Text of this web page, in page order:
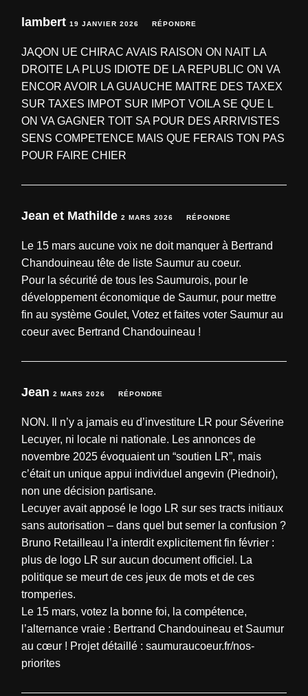
lambert 19 JANVIER 2026 RÉPONDRE
JAQON UE CHIRAC AVAIS RAISON ON NAIT LA
DROITE LA PLUS IDIOTE DE LA REPUBLIC ON VA
ENCOR AVOIR LA GUAUCHE MAITRE DES TAXEX
SUR TAXES IMPOT SUR IMPOT VOILA SE QUE L
ON VA GAGNER TOIT SA POUR DES ARRIVISTES
SENS COMPETENCE MAIS QUE FERAIS TON PAS
POUR FAIRE CHIER
Jean et Mathilde2 MARS 2026 RÉPONDRE
Le 15 mars aucune voix ne doit manquer à Bertrand
Chandouineau tête de liste Saumur au coeur.
Pour la sécurité de tous les Saumurois, pour le
développement économique de Saumur, pour mettre
fin au système Goulet, Votez et faites voter Saumur au
coeur avec Bertrand Chandouineau !
Jean2 MARS 2026 RÉPONDRE
NON. Il n’y a jamais eu d’investiture LR pour Séverine
Lecuyer, ni locale ni nationale. Les annonces de
novembre 2025 évoquaient un “soutien LR”, mais
c’était un unique appui individuel angevin (Piednoir),
non une décision partisane.
Lecuyer avait apposé le logo LR sur ses tracts initiaux
sans autorisation – dans quel but semer la confusion ?
Bruno Retailleau l’a interdit explicitement fin février :
plus de logo LR sur aucun document officiel. La
politique se meurt de ces jeux de mots et de ces
tromperies.
Le 15 mars, votez la bonne foi, la compétence,
l’alternance vraie : Bertrand Chandouineau et Saumur
au cœur ! Projet détaillé : saumuraucoeur.fr/nos-
priorites